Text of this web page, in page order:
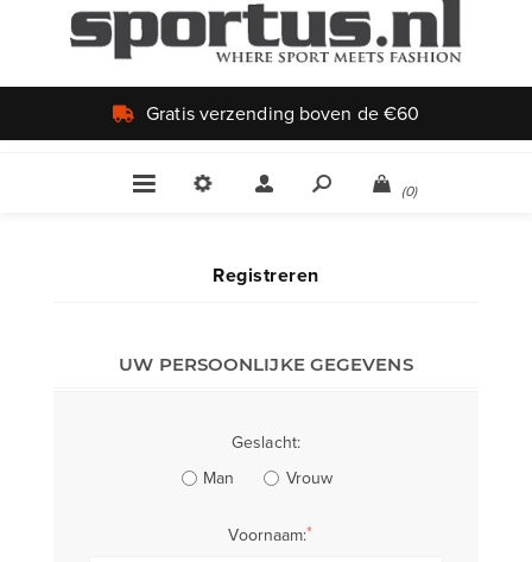
Gratis verzending boven de €60
(0)
Registreren
UW PERSOONLIJKE GEGEVENS
Geslacht:
Man
Vrouw
Voornaam:*